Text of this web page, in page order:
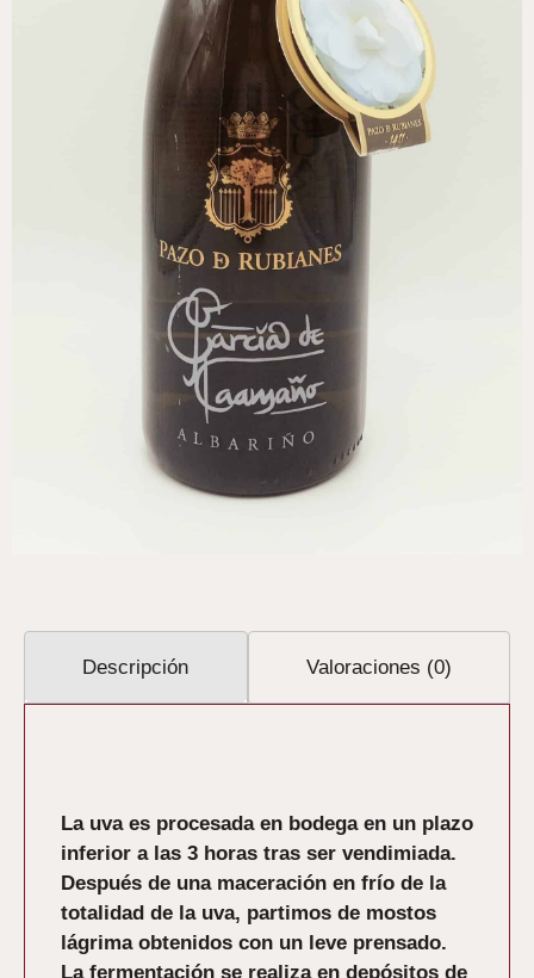
Descripción Valoraciones (0)
La uva es procesada en bodega en un plazo
inferior a las 3 horas tras ser vendimiada.
Después de una maceración en frío de la
totalidad de la uva, partimos de mostos
lágrima obtenidos con un leve prensado.
La fermentación se realiza en depósitos de